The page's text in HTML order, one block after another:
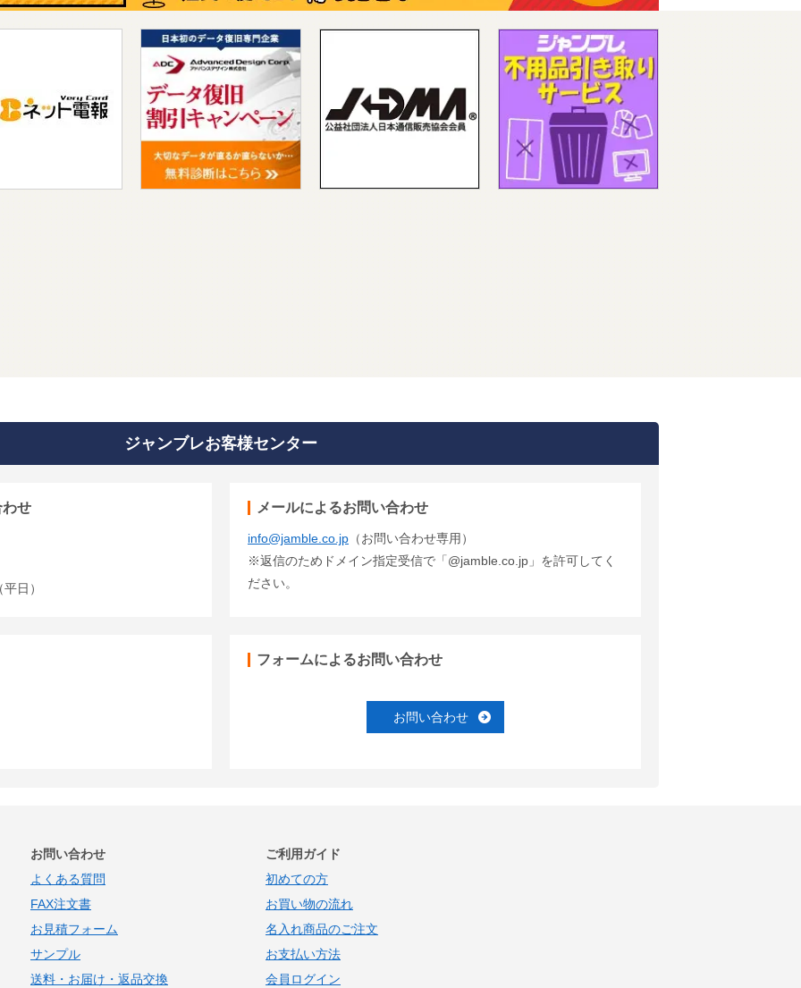
ジャンブレお客様センター
せ
日）
メールによるお問い合わせ
info@jamble.co.jp （お問い合わせ専用）
※返信のためドメイン指定受信で「@jamble.co.jp」を許可してく
ださい。
フォームによるお問い合わせ
お問い合わせ
お問い合わせ
よくある質問
FAX注文書
お見積フォーム
サンプル
送料・お届け・返品交換
ご利用ガイド
初めての方
お買い物の流れ
名入れ商品のご注文
お支払い方法
会員ログイン